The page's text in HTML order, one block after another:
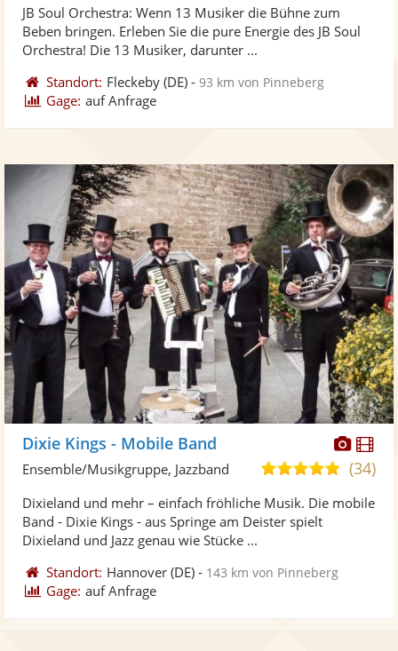
JB Soul Orchestra: Wenn 13 Musiker die Bühne zum
Beben bringen. Erleben Sie die pure Energie des JB Soul
Orchestra! Die 13 Musiker, darunter ...
Standort: Fleckeby (DE) -93 km von Pinneberg
Gage: auf Anfrage
Fotos
Dixie Kings - Mobile Band
5,0
5
(34)
Ensemble/Musikgruppe, Jazzband
Dixieland und mehr – einfach fröhliche Musik. Die mobile
Band - Dixie Kings - aus Springe am Deister spielt
Dixieland und Jazz genau wie Stücke ...
Standort: Hannover (DE) - 143 km von Pinneberg
Gage: auf Anfrage